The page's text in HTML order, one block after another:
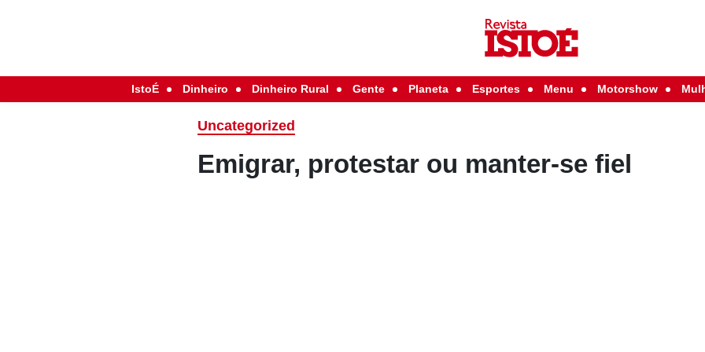
IstoÉ Dinheiro Dinheiro Rural Gente Planeta Esportes Menu Motorshow
Uncategorized
Emigrar, protestar ou manter-se fiel